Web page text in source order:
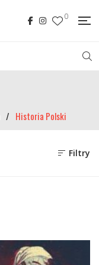
0
/ Historia Polski
Filtry